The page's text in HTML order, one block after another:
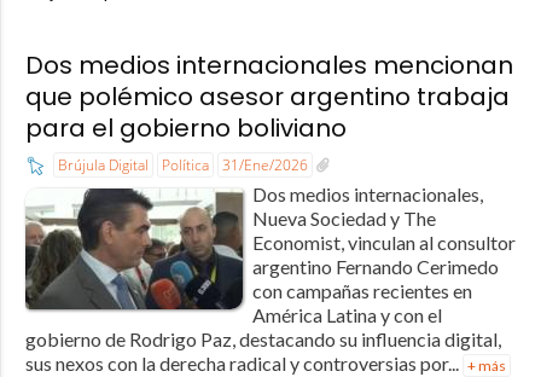
Dos medios internacionales mencionan
que polémico asesor argentino trabaja
para el gobierno boliviano
Brújula Digital Política 31/Ene/2026
Dos medios internacionales,
Nueva Sociedad y The
Economist, vinculan al consultor
argentino Fernando Cerimedo
con campañas recientes en
América Latina y con el
gobierno de Rodrigo Paz, destacando su influencia digital,
sus nexos con la derecha radical y controversias por... + más